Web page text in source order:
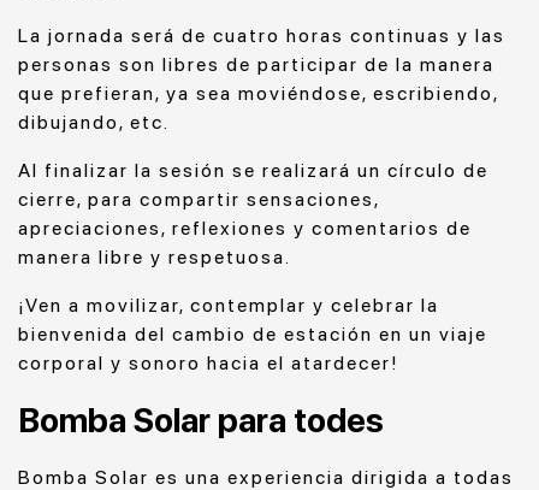
La jornada será de cuatro horas continuas y las
personas son libres de participar de la manera
que prefieran, ya sea moviéndose, escribiendo,
dibujando, etc.
Al finalizar la sesión se realizará un círculo de
cierre, para compartir sensaciones,
apreciaciones, reflexiones y comentarios de
manera libre y respetuosa.
¡Ven a movilizar, contemplar y celebrar la
bienvenida del cambio de estación en un viaje
corporal y sonoro hacia el atardecer!
Bomba Solar para todes
Bomba Solar es una experiencia dirigida a todas